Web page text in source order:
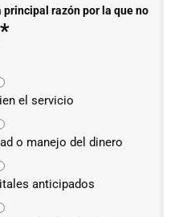
principal razón por la que no
*
el servicio
o manejo del dinero
anticipados